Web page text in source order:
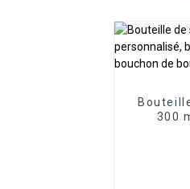
300